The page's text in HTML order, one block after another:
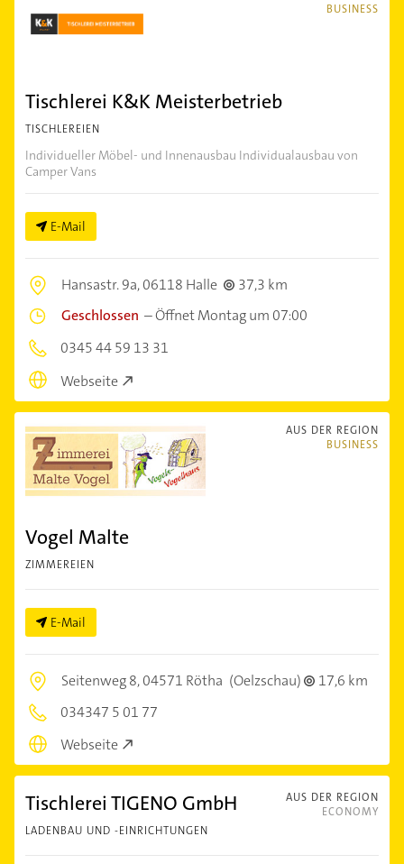
BUSINESS
Tischlerei K&K Meisterbetrieb
TISCHLEREIEN
Individueller Möbel- und Innenausbau Individualausbau von
Camper Vans
E-Mail
Hansastr. 9a,06118 Halle
37,3 km
Geschlossen –Öffnet Montag um 07:00
0345 44 59 13 31
Webseite
AUS DER REGION
BUSINESS
Vogel Malte
ZIMMEREIEN
E-Mail
Seitenweg 8,04571 Rötha (Oelzschau)
17,6 km
034347 5 01 77
Webseite
AUS DER REGION
ECONOMY
Tischlerei TIGENO GmbH
LADENBAU UND -EINRICHTUNGEN